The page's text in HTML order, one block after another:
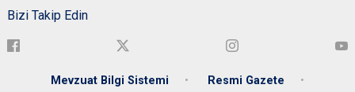
Bizi Takip Edin
Mevzuat Bilgi Sistemi Resmi Gazete